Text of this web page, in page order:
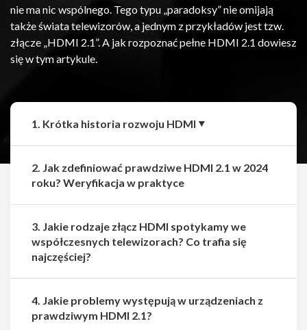
nie ma nic wspólnego. Tego typu „paradoksy” nie omijają
także świata telewizorów, a jednym z przykładów jest tzw.
złącze „HDMI 2.1”. A jak rozpoznać pełne HDMI 2.1 dowiesz
się w tym artykule.
1. Krótka historia rozwoju HDMI
2. Jak zdefiniować prawdziwe HDMI 2.1 w 2024
roku? Weryfikacja w praktyce
3. Jakie rodzaje złącz HDMI spotykamy we
współczesnych telewizorach? Co trafia się
najczęściej?
4. Jakie problemy występują w urządzeniach z
prawdziwym HDMI 2.1?